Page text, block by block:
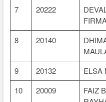
7 20222
8 20140
9 20132 ELSA
10
20009
FAIZ